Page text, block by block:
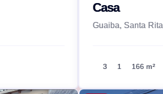
Casa
Guaiba, Santa Rita
3 1 166 m²